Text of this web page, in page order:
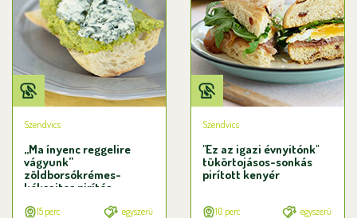
Szendvics
„Ma ínyenc reggelire
vágyunk”
zöldborsókrémes-
kéksajtos pirítós
15 perc egyszerű
Szendvics
"Ez az igazi évnyitónk"
tükörtojásos-sonkás
pirított kenyér
10 perc egyszerű